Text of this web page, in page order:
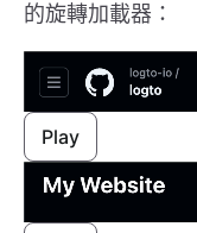
的旋轉加載器：
Play